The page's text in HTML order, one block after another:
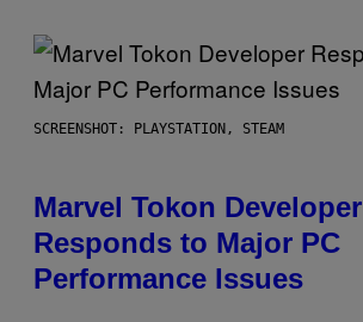
SCREENSHOT: PLAYSTATION, STEAM
Marvel Tokon Developer
Responds to Major PC
Performance Issues